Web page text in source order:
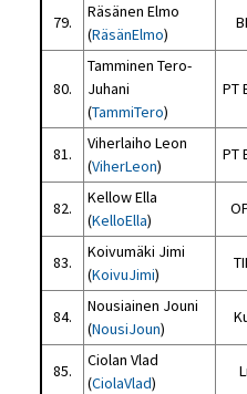
79.
Räsänen Elmo
(RäsänElmo)
80.
Tamminen Tero-
Juhani
(TammiTero)
PT
81.
Viherlaiho Leon
(ViherLeon)
PT
82.
Kellow Ella
(KelloElla)
83.
Koivumäki Jimi
(KoivuJimi)
84.
Nousiainen Jouni
(NousiJoun)
85.
Ciolan Vlad
(CiolaVlad)